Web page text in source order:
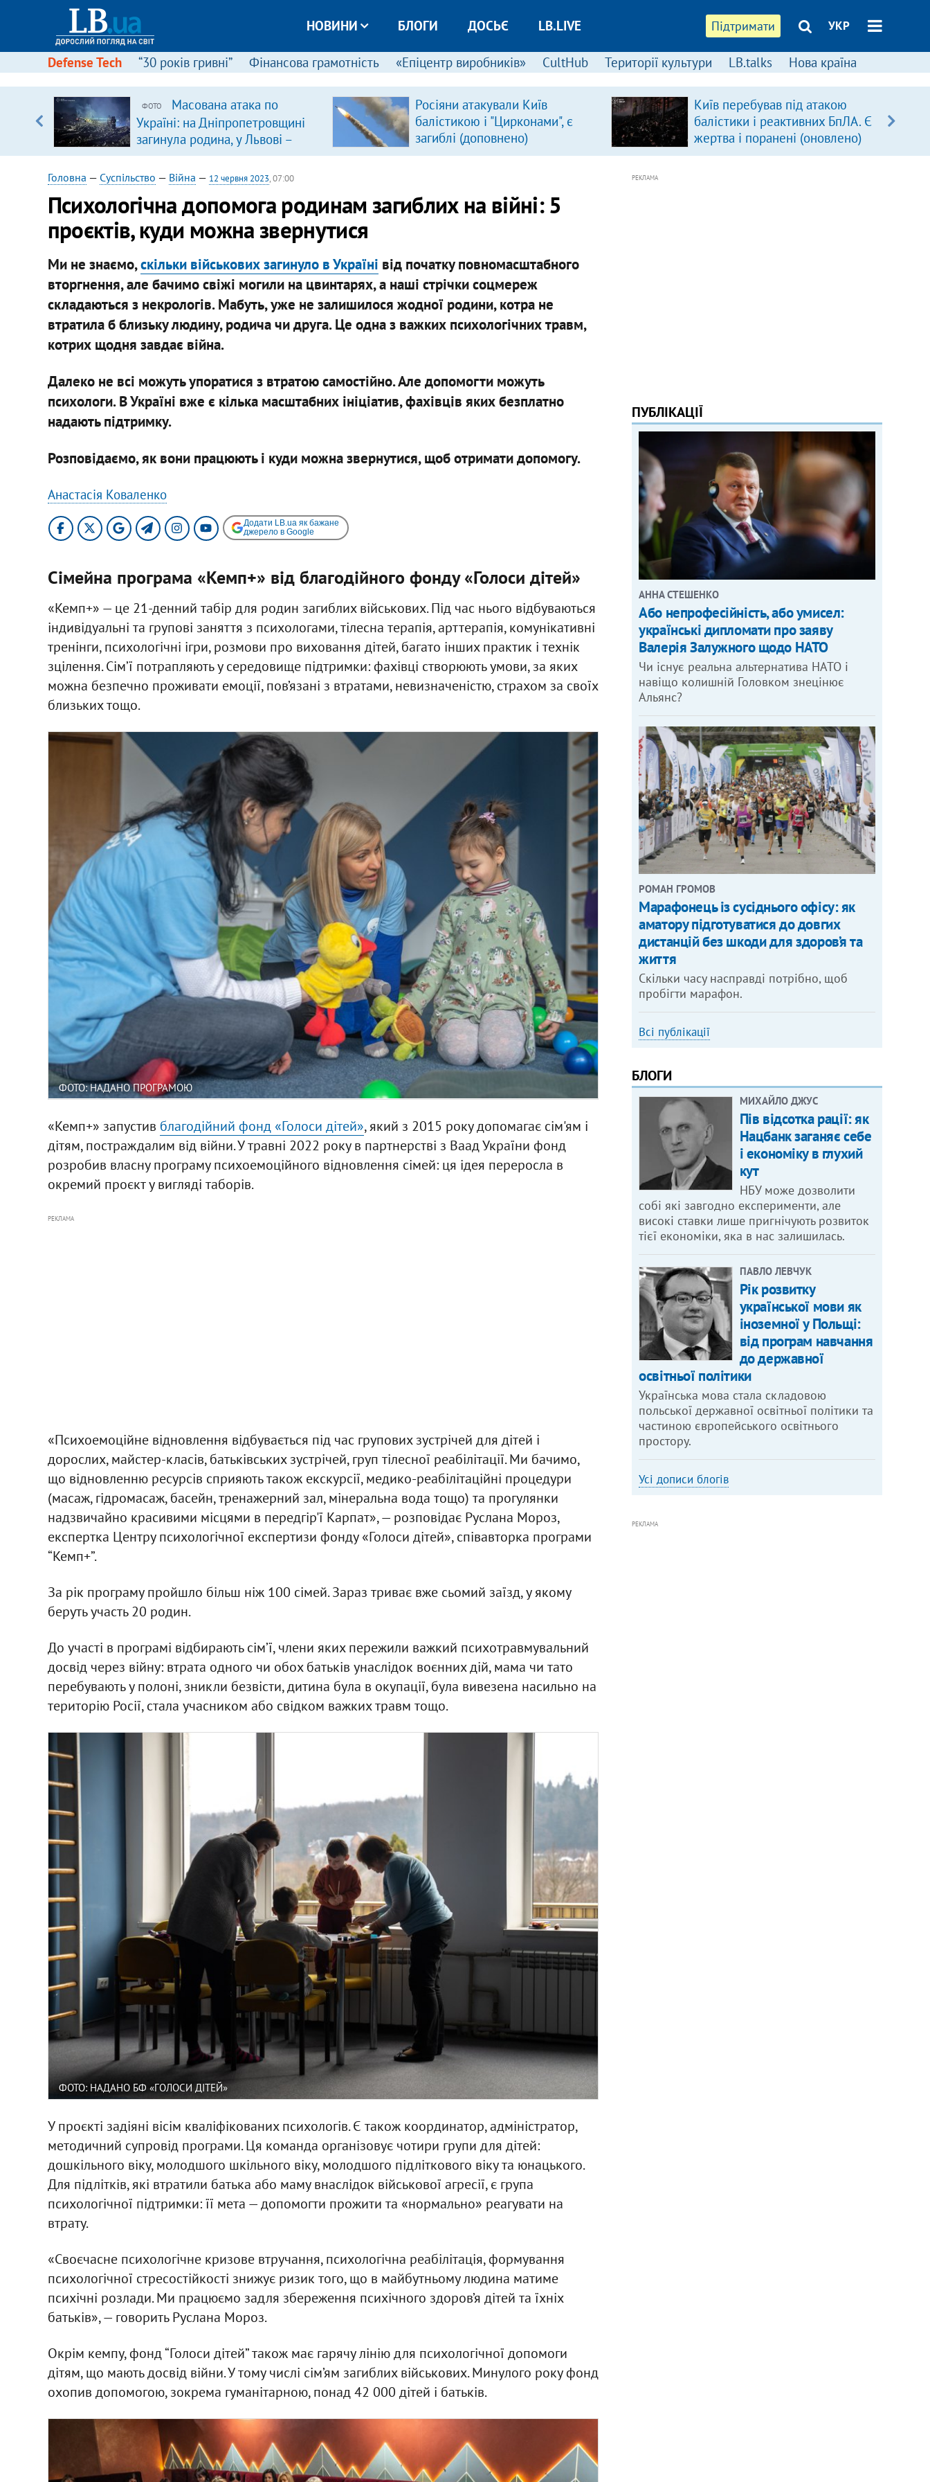
Підтримати УКР
НОВИНИ БЛОГИ ДОСЬЄ LB.LIVE
Defense Tech “30 років гривні” Фінансова грамотність «Епіцентр виробників» CultHub Території культури LB.talks Нова країна
ФОТО
Масована атака по
Україні: на Дніпропетровщині
загинула родина, у Львові –
удар по багатоповерхівках
(доповнюється)
Росіяни атакували Київ
балістикою і "Цирконами", є
загиблі (доповнено)
Київ перебував під атакою
балістики і реактивних БпЛА. Є
жертва і поранені (оновлено)
Головна — Суспільство — Війна — 12 червня 2023, 07:00
Психологічна допомога родинам загиблих на війні: 5
проєктів, куди можна звернутися
Ми не знаємо,скільки військових загинуло в Україні від початку повномасштабного
вторгнення, але бачимо свіжі могили на цвинтарях, а наші стрічки соцмереж
складаються з некрологів. Мабуть, уже не залишилося жодної родини, котра не
втратила б близьку людину, родича чи друга. Це одна з важких психологічних травм,
котрих щодня завдає війна.
Далеко не всі можуть упоратися з втратою самостійно. Але допомогти можуть
психологи. В Україні вже є кілька масштабних ініціатив, фахівців яких безплатно
надають підтримку.
Розповідаємо, як вони працюють і куди можна звернутися, щоб отримати допомогу.
Анастасія Коваленко
Додати LB.ua як бажане
джерело в Google
Сімейна програма «Кемп+» від благодійного фонду «Голоси дітей»
«Кемп+» — це 21-денний табір для родин загиблих військових. Під час нього відбуваються
індивідуальні та групові заняття з психологами, тілесна терапія, арттерапія, комунікативні
тренінги, психологічні ігри, розмови про виховання дітей, багато інших практик і технік
зцілення. Сім’ї потрапляють у середовище підтримки: фахівці створюють умови, за яких
можна безпечно проживати емоції, пов’язані з втратами, невизначеністю, страхом за своїх
близьких тощо.
ФОТО: НАДАНО ПРОГРАМОЮ
«Кемп+» запустив благодійний фонд «Голоси дітей», який з 2015 року допомагає сім'ям і
дітям, постраждалим від війни. У травні 2022 року в партнерстві з Ваад України фонд
розробив власну програму психоемоційного відновлення сімей: ця ідея переросла в
окремий проєкт у вигляді таборів.
РЕКЛАМА
«Психоемоційне відновлення відбувається під час групових зустрічей для дітей і
дорослих, майстер-класів, батьківських зустрічей, груп тілесної реабілітації. Ми бачимо,
що відновленню ресурсів сприяють також екскурсії, медико-реабілітаційні процедури
(масаж, гідромасаж, басейн, тренажерний зал, мінеральна вода тощо) та прогулянки
надзвичайно красивими місцями в передгір'ї Карпат», — розповідає Руслана Мороз,
експертка Центру психологічної експертизи фонду «Голоси дітей», співавторка програми
“Кемп+”.
За рік програму пройшло більш ніж 100 сімей. Зараз триває вже сьомий заїзд, у якому
беруть участь 20 родин.
До участі в програмі відбирають сім’ї, члени яких пережили важкий психотравмувальний
досвід через війну: втрата одного чи обох батьків унаслідок воєнних дій, мама чи тато
перебувають у полоні, зникли безвісти, дитина була в окупації, була вивезена насильно на
територію Росії, стала учасником або свідком важких травм тощо.
ФОТО: НАДАНО БФ «ГОЛОСИ ДІТЕЙ»
У проєкті задіяні вісім кваліфікованих психологів. Є також координатор, адміністратор,
методичний супровід програми. Ця команда організовує чотири групи для дітей:
дошкільного віку, молодшого шкільного віку, молодшого підліткового віку та юнацького.
Для підлітків, які втратили батька або маму внаслідок військової агресії, є група
психологічної підтримки: її мета — допомогти прожити та «нормально» реагувати на
втрату.
«Своєчасне психологічне кризове втручання, психологічна реабілітація, формування
психологічної стресостійкості знижує ризик того, що в майбутньому людина матиме
психічні розлади. Ми працюємо задля збереження психічного здоров’я дітей та їхніх
батьків», — говорить Руслана Мороз.
Окрім кемпу, фонд “Голоси дітей” також має гарячу лінію для психологічної допомоги
дітям, що мають досвід війни. У тому числі сім’ям загиблих військових. Минулого року фонд
охопив допомогою, зокрема гуманітарною, понад 42 000 дітей і батьків.
РЕКЛАМА
ПУБЛІКАЦІЇ
АННА СТЕШЕНКО
Або непрофесійність, або умисел:
українські дипломати про заяву
Валерія Залужного щодо НАТО
Чи існує реальна альтернатива НАТО і
навіщо колишній Головком знецінює
Альянс?
РОМАН ГРОМОВ
Марафонець із сусіднього офісу: як
аматору підготуватися до довгих
дистанцій без шкоди для здоров’я та
життя
Скільки часу насправді потрібно, щоб
пробігти марафон.
Всі публікації
БЛОГИ
МИХАЙЛО ДЖУС
Пів відсотка рації: як
Нацбанк заганяє себе
і економіку в глухий
кут
НБУ може дозволити
собі які завгодно експерименти, але
високі ставки лише пригнічують розвиток
тієї економіки, яка в нас залишилась.
ПАВЛО ЛЕВЧУК
Рік розвитку
української мови як
іноземної у Польщі:
від програм навчання
до державної
освітньої політики
Українська мова стала складовою
польської державної освітньої політики та
частиною європейського освітнього
простору.
Усі дописи блогів
РЕКЛАМА